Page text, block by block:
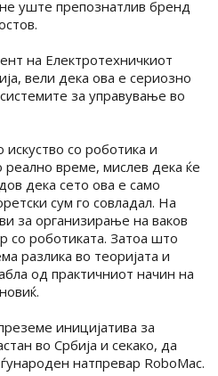
уште препознатлив бренд
на Електротехничкиот
вели дека ова е сериозно
за управување во
со роботика и
време, мислев дека ќе
дека сето ова е само
сум го совладал. На
за организирање на ваков
со роботиката. Затоа што
разлика во теоријата и
од практичниот начин на
иницијатива за
во Србија и секако, да
натпревар RoboMac.